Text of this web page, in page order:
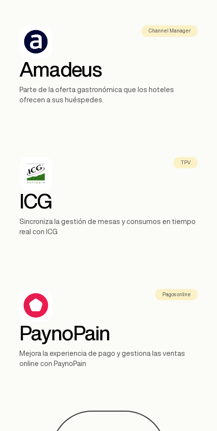
Channel Manager
Amadeus
Parte de la oferta gastronómica que los hoteles
ofrecen a sus huéspedes.
TPV
ICG
Sincroniza la gestión de mesas y consumos en tiempo
real con ICG
Pagos online
PaynoPain
Mejora la experiencia de pago y gestiona las ventas
online con PaynoPain